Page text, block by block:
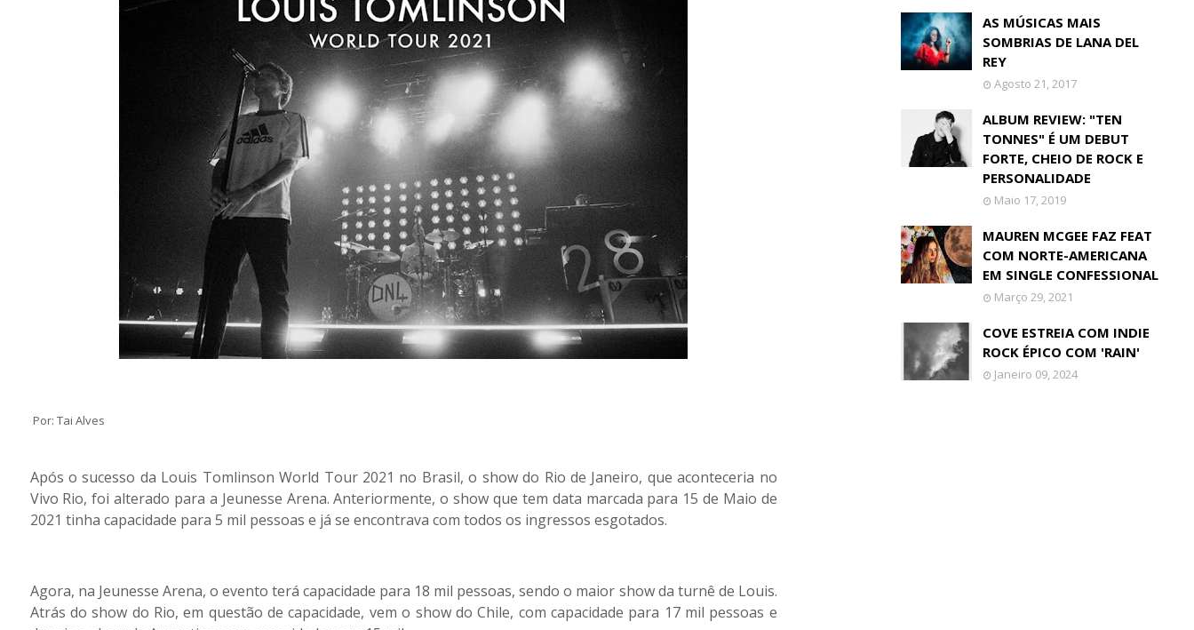
Por: Tai Alves
Após o sucesso da Louis Tomlinson World Tour 2021 no Brasil, o show do Rio de Janeiro, que aconteceria no
Vivo Rio, foi alterado para a Jeunesse Arena. Anteriormente, o show que tem data marcada para 15 de Maio de
2021 tinha capacidade para 5 mil pessoas e já se encontrava com todos os ingressos esgotados.
Agora, na Jeunesse Arena, o evento terá capacidade para 18 mil pessoas, sendo o maior show da turnê de Louis.
Atrás do show do Rio, em questão de capacidade, vem o show do Chile, com capacidade para 17 mil pessoas e
AS MÚSICAS MAIS
SOMBRIAS DE LANA DEL
REY
Agosto 21, 2017
ALBUM REVIEW: "TEN
TONNES" É UM DEBUT
FORTE, CHEIO DE ROCK E
PERSONALIDADE
Maio 17, 2019
MAUREN MCGEE FAZ FEAT
COM NORTE-AMERICANA
EM SINGLE CONFESSIONAL
Março 29, 2021
COVE ESTREIA COM INDIE
ROCK ÉPICO COM 'RAIN'
Janeiro 09, 2024